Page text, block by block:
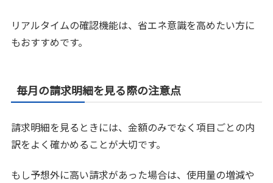
リアルタイムの確認機能は、省エネ意識を高めたい方に
もおすすめです。
毎月の請求明細を見る際の注意点
請求明細を見るときには、金額のみでなく項目ごとの内
訳をよく確かめることが大切です。
もし予想外に高い請求があった場合は、使用量の増減や